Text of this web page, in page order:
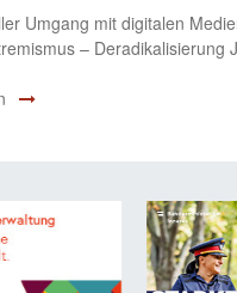
Umgang mit digitalen
– Deradikalisierung